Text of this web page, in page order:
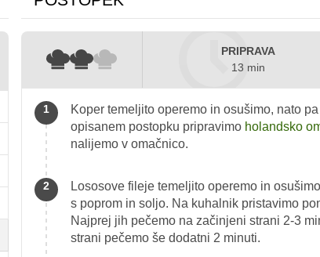
PRIPRAVA
13 min
Koper temeljito operemo in osušimo, nato
opisanem postopku pripravimo holandsko
nalijemo v omačnico.
Lososove fileje temeljito operemo in
s poprom in soljo. Na kuhalnik pristavimo
Najprej jih pečemo na začinjeni strani 2-3
strani pečemo še dodatni 2 minuti.